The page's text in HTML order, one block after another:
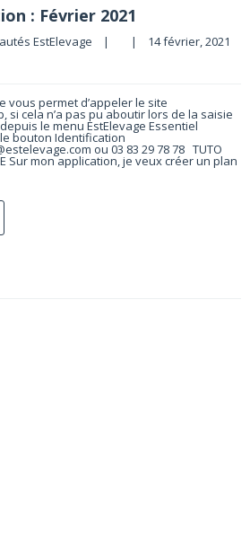
: Février 2021
EstElevage | |
vous permet d’appeler le site
si cela n’a pas pu aboutir lors de la saisie
le menu EstElevage Essentiel
bouton Identification
ou 03 83 29 78 78 TUTO
Sur mon application, je veux créer un plan